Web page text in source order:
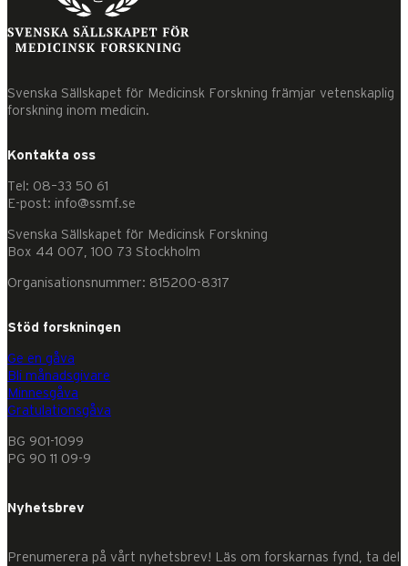
Svenska Sällskapet för Medicinsk Forskning främjar vetenskaplig
forskning inom medicin.
Kontakta oss
Tel: 08–33 50 61
E-post: info@ssmf.se
Svenska Sällskapet för Medicinsk Forskning
Box 44 007, 100 73 Stockholm
Organisationsnummer: 815200-8317
Stöd forskningen
Ge en gåva
Bli månadsgivare
Minnesgåva
Gratulationsgåva
BG 901-1099
PG 90 11 09-9
Nyhetsbrev
Prenumerera på vårt nyhetsbrev! Läs om forskarnas fynd, ta del